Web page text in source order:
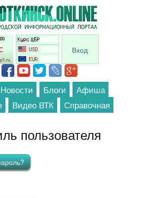
содержанию
Вход
Новости Блоги
Афиша
Видео ВТК Справочная
пользователя